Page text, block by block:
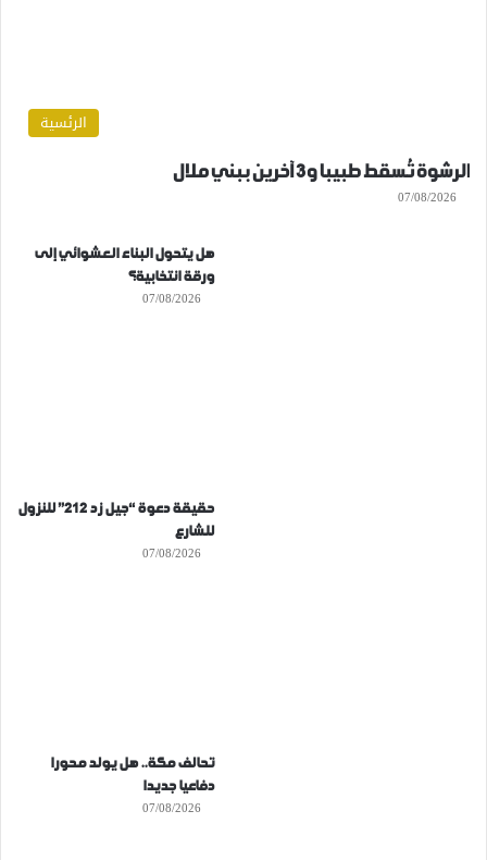
الرئسية
الرشوة تُسقط طبيبا و3 آخرين ببني ملال
07/08/2026
هل يتحول البناء العشوائي إلى
ورقة انتخابية؟
07/08/2026
حقيقة دعوة “جيل زد 212” للنزول
للشارع
07/08/2026
تحالف مكة.. هل يولد محورا
دفاعيا جديدا
07/08/2026